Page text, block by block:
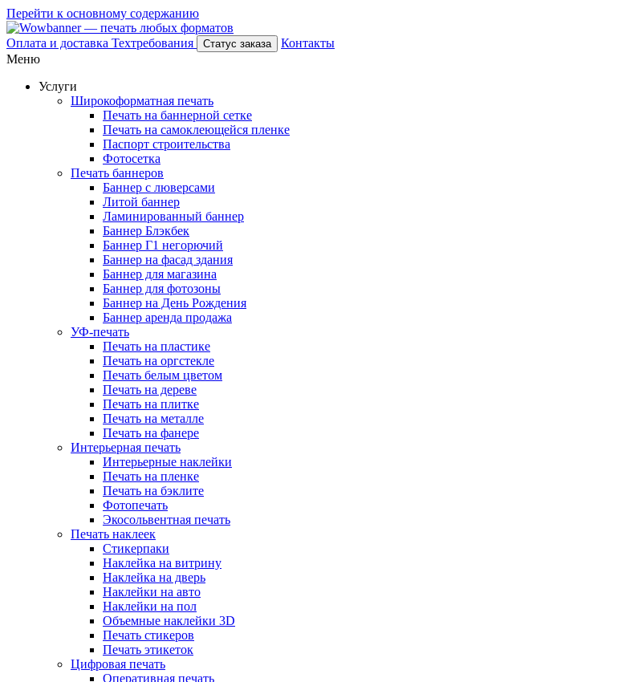
Перейти к основному содержанию
Оплата и доставка Техтребования Статус заказа
Контакты
Меню
Услуги
Широкоформатная печать
Печать на баннерной сетке
Печать на самоклеющейся пленке
Паспорт строительства
Фотосетка
Печать баннеров
Баннер с люверсами
Литой баннер
Ламинированный баннер
Баннер Блэкбек
Баннер Г1 негорючий
Баннер на фасад здания
Баннер для магазина
Баннер для фотозоны
Баннер на День Рождения
Баннер аренда продажа
УФ-печать
Печать на пластике
Печать на оргстекле
Печать белым цветом
Печать на дереве
Печать на плитке
Печать на металле
Печать на фанере
Интерьерная печать
Интерьерные наклейки
Печать на пленке
Печать на бэклите
Фотопечать
Экосольвентная печать
Печать наклеек
Стикерпаки
Наклейка на витрину
Наклейка на дверь
Наклейки на авто
Наклейки на пол
Объемные наклейки 3D
Печать стикеров
Печать этикеток
Цифровая печать
Оперативная печать